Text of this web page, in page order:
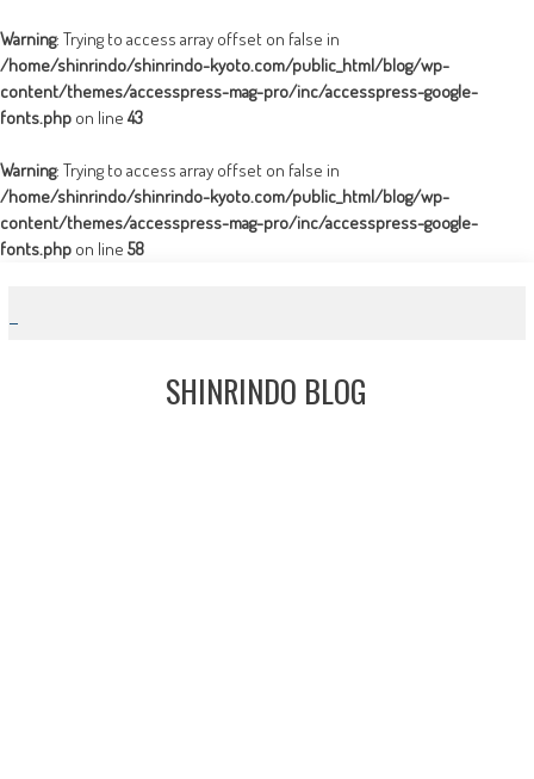
Warning: Trying to access array offset on false in
/home/shinrindo/shinrindo-kyoto.com/public_html/blog/wp-
content/themes/accesspress-mag-pro/inc/accesspress-google-
fonts.php on line 43
Warning: Trying to access array offset on false in
/home/shinrindo/shinrindo-kyoto.com/public_html/blog/wp-
content/themes/accesspress-mag-pro/inc/accesspress-google-
fonts.php on line 58
content
SHINRINDO BLOG